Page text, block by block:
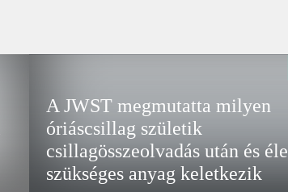
A JWST megmutatta milyen
óriáscsillag születik
csillagösszeolvadás után és
szükséges anyag keletkezik